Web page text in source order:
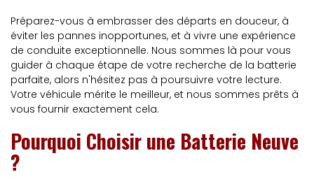
Préparez-vous à embrasser des départs en douceur, à
éviter les pannes inopportunes, et à vivre une expérience
de conduite exceptionnelle. Nous sommes là pour vous
guider à chaque étape de votre recherche de la batterie
parfaite, alors n'hésitez pas à poursuivre votre lecture.
Votre véhicule mérite le meilleur, et nous sommes prêts à
vous fournir exactement cela.
Pourquoi Choisir une Batterie Neuve
?